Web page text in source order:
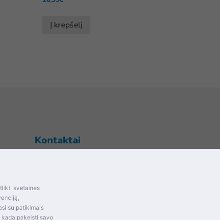
Į krepšelį
ir
Kontaktai
svetainės
su patikimais
kada pakeisti savo